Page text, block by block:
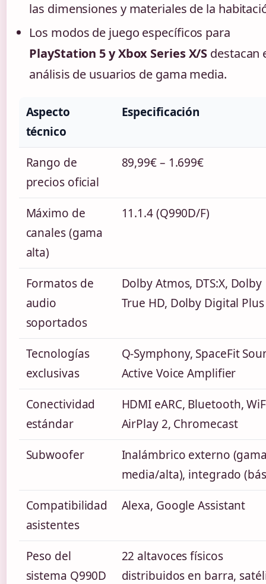
las dimensiones y materiales de la
Los modos de juego específicos para
PlayStation 5 y Xbox Series X/S destacan
análisis de usuarios de gama media.
Aspecto
técnico
Especificación
Rango de
precios oficial
89,99€ – 1.699€
Máximo de
canales (gama
alta)
11.1.4 (Q990D/F)
Formatos de
audio
soportados
Dolby Atmos, DTS:X, Dolby
True HD, Dolby Digital Plus
Tecnologías
exclusivas
Q-Symphony, SpaceFit
Active Voice Amplifier
Conectividad
estándar
HDMI eARC, Bluetooth,
AirPlay 2, Chromecast
Subwoofer
Inalámbrico externo
media/alta), integrado
Compatibilidad
asistentes
Alexa, Google Assistant
Peso del
sistema Q990D
22 altavoces físicos
distribuidos en barra,